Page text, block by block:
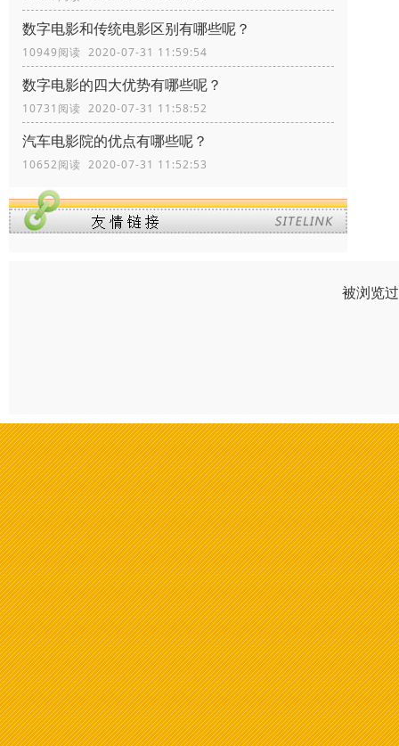
数字电影和传统电影区别有哪些呢？
10949阅读 2020-07-31 11:59:54
数字电影的四大优势有哪些呢？
10731阅读 2020-07-31 11:58:52
汽车电影院的优点有哪些呢？
10652阅读 2020-07-31 11:52:53
被浏览